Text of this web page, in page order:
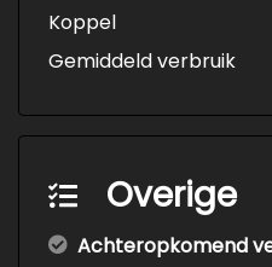
Koppel
Gemiddeld verbruik
Overige
Achteropkomend